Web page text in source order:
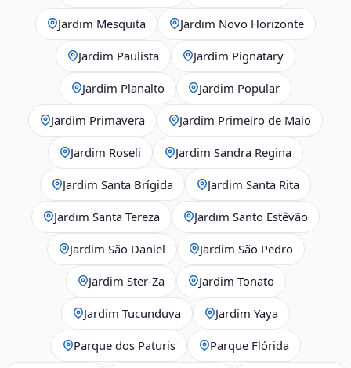
Jardim Mesquita Jardim Novo Horizonte
Jardim Paulista Jardim Pignatary
Jardim Planalto Jardim Popular
Jardim Primavera Jardim Primeiro de Maio
Jardim Roseli Jardim Sandra Regina
Jardim Santa Brígida Jardim Santa Rita
Jardim Santa Tereza Jardim Santo Estêvão
Jardim São Daniel Jardim São Pedro
Jardim Ster‑Za Jardim Tonato
Jardim Tucunduva Jardim Yaya
Parque dos Paturis Parque Flórida